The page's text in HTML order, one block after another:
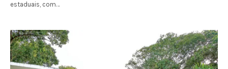
estaduais, com…